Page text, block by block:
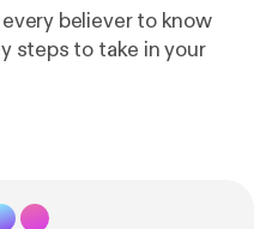
believer to know
steps to take in your